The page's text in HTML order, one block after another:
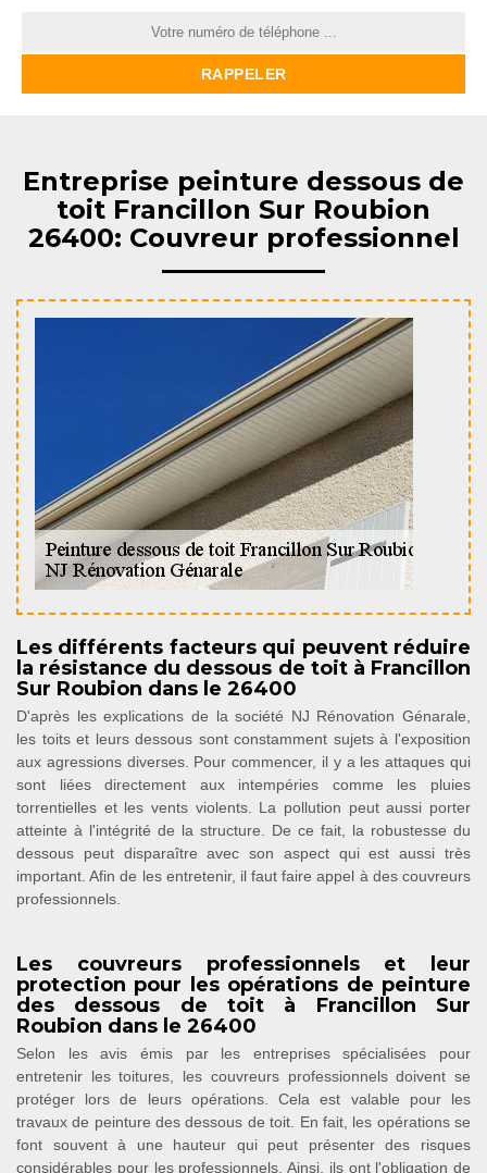
Entreprise peinture dessous de
toit Francillon Sur Roubion
26400: Couvreur professionnel
Les différents facteurs qui peuvent réduire
la résistance du dessous de toit à Francillon
Sur Roubion dans le 26400
D'après les explications de la société NJ Rénovation Génarale,
les toits et leurs dessous sont constamment sujets à l'exposition
aux agressions diverses. Pour commencer, il y a les attaques qui
sont liées directement aux intempéries comme les pluies
torrentielles et les vents violents. La pollution peut aussi porter
atteinte à l'intégrité de la structure. De ce fait, la robustesse du
dessous peut disparaître avec son aspect qui est aussi très
important. Afin de les entretenir, il faut faire appel à des couvreurs
professionnels.
Les couvreurs professionnels et leur
protection pour les opérations de peinture
des dessous de toit à Francillon Sur
Roubion dans le 26400
Selon les avis émis par les entreprises spécialisées pour
entretenir les toitures, les couvreurs professionnels doivent se
protéger lors de leurs opérations. Cela est valable pour les
travaux de peinture des dessous de toit. En fait, les opérations se
font souvent à une hauteur qui peut présenter des risques
considérables pour les professionnels. Ainsi, ils ont l'obligation de